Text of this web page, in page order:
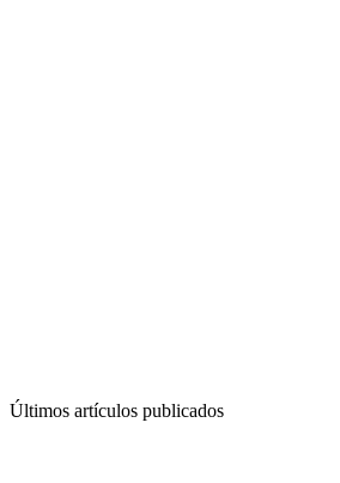
Últimos artículos publicados